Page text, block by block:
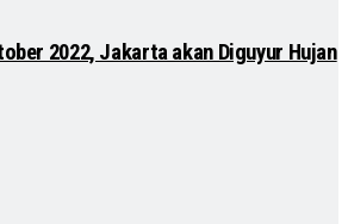
2022, Jakarta akan Diguyur Hujan